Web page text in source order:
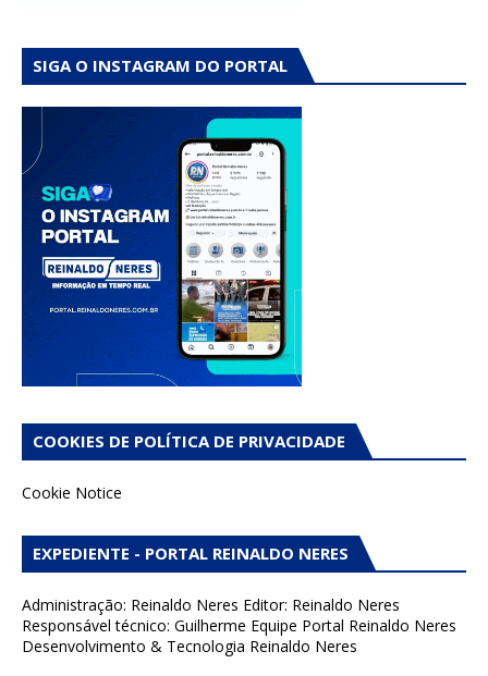
SIGA O INSTAGRAM DO PORTAL
COOKIES DE POLÍTICA DE PRIVACIDADE
Cookie Notice
EXPEDIENTE - PORTAL REINALDO NERES
Administração: Reinaldo Neres Editor: Reinaldo Neres
Responsável técnico: Guilherme Equipe Portal Reinaldo Neres
Desenvolvimento & Tecnologia Reinaldo Neres